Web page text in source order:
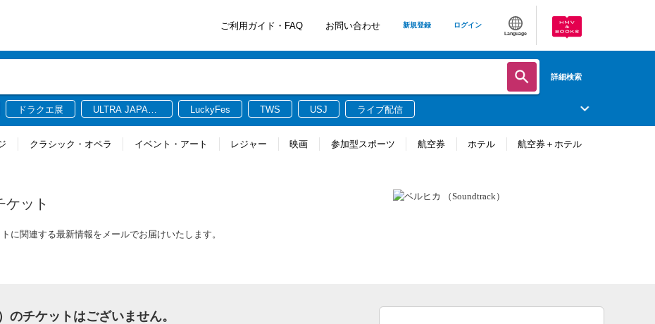
ご利用ガイド・FAQ お問い合わせ 新規登録 ログイン
Language
詳細検索
ドラクエ展
ULTRA JAPAN
LuckyFes TWS USJ ライブ配信
クラシック・オペラ イベント・アート レジャー 映画 参加型スポーツ 航空券 ホテル 航空券＋ホテル
ケット
に関連する最新情報をメールでお届けいたします。
チケットはございません。